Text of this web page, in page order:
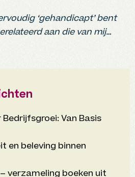
‘gehandicapt’ bent
aan die van mij…
Bedrijfsgroei: Van Basis
en beleving binnen
verzameling boeken uit